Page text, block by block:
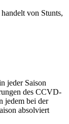
von Stunts,
jeder Saison
des CCVD-
jedem bei der
absolviert